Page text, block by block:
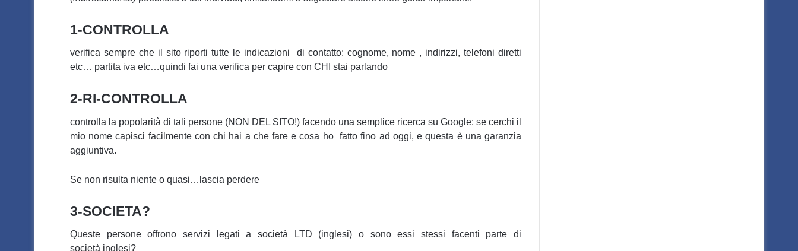
1-CONTROLLA
verifica sempre che il sito riporti tutte le indicazioni di contatto: cognome, nome , indirizzi, telefoni diretti
etc… partita iva etc…quindi fai una verifica per capire con CHI stai parlando
2-RI-CONTROLLA
controlla la popolarità di tali persone (NON DEL SITO!) facendo una semplice ricerca su Google: se cerchi il
mio nome capisci facilmente con chi hai a che fare e cosa ho fatto fino ad oggi, e questa è una garanzia
aggiuntiva.
Se non risulta niente o quasi…lascia perdere
3-SOCIETA?
Queste persone offrono servizi legati a società LTD (inglesi) o sono essi stessi facenti parte di
società inglesi?